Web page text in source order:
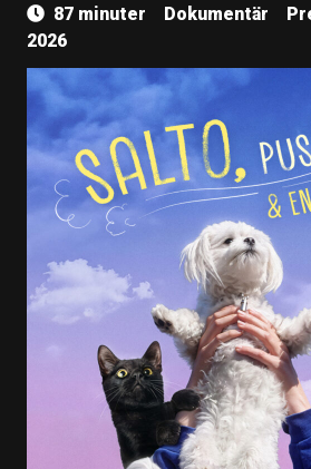
87 minuter Dokumentär
2026